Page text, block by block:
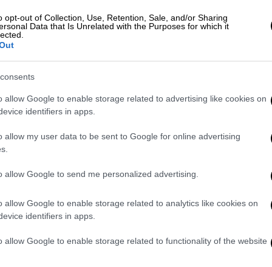
opt-out of Collection, Use, Retention, Sale, and/or Sharing
Data that Is Unrelated with the Purposes for which it
allow Google to enable storage related to advertising like cookies on
identifiers in apps.
allow my user data to be sent to Google for online advertising
allow Google to send me personalized advertising.
allow Google to enable storage related to analytics like cookies on
identifiers in apps.
allow Google to enable storage related to functionality of the website
να ήταν ασφυκτικός...
όμως υποστηρίζει ότι είναι αθώος,
, ο οποίος κατηγορείται για αρπαγή της
ανίκανο προς αντίσταση. Το
στο Δικαστικό Μέγαρο της Κω
Τετάρτη στην ανακρίτρια.
ότι «προς το παρόν η κατηγορία ως έχει
από τα όσα έχει πει τις αρνείται (τις
των Αρχών
των Αρχών προκειμένου να βρεθεί ο
το τμήμα ανθρωποκτονιών αναμένει τα
εργαστήρια.